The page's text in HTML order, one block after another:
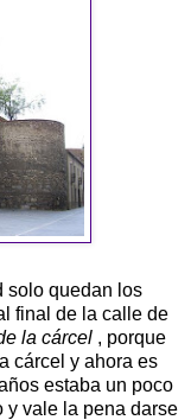
solo quedan los
final de la calle de
la cárcel , porque
cárcel y ahora es
estaba un poco
y vale la pena darse